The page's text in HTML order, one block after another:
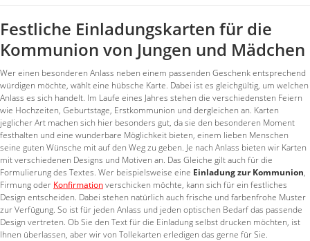
Festliche Einladungskarten für die
Kommunion von Jungen und Mädchen
Wer einen besonderen Anlass neben einem passenden Geschenk entsprechend
würdigen möchte, wählt eine hübsche Karte. Dabei ist es gleichgültig, um welchen
Anlass es sich handelt. Im Laufe eines Jahres stehen die verschiedensten Feiern
wie Hochzeiten, Geburtstage, Erstkommunion und dergleichen an. Karten
jeglicher Art machen sich hier besonders gut, da sie den besonderen Moment
festhalten und eine wunderbare Möglichkeit bieten, einem lieben Menschen
seine guten Wünsche mit auf den Weg zu geben. Je nach Anlass bieten wir Karten
mit verschiedenen Designs und Motiven an. Das Gleiche gilt auch für die
Formulierung des Textes. Wer beispielsweise eine Einladung zur Kommunion,
Firmung oder Konfirmationverschicken möchte, kann sich für ein festliches
Design entscheiden. Dabei stehen natürlich auch frische und farbenfrohe Muster
zur Verfügung. So ist für jeden Anlass und jeden optischen Bedarf das passende
Design vertreten. Ob Sie den Text für die Einladung selbst drucken möchten, ist
Ihnen überlassen, aber wir von Tollekarten erledigen das gerne für Sie.